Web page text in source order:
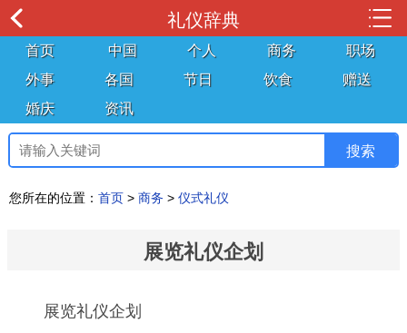
礼仪辞典
首页 中国 个人 商务
职场
外事
各国 节日 饮食
赠送
婚庆
资讯
您所在的位置： 首页 > 商务 > 仪式礼仪
展览礼仪企划
展览礼仪企划